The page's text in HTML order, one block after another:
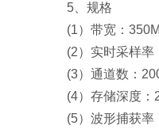
5、规格
(1）带宽：
(2）实时采样率
(3）通道数：
(4）存储深度：
(5）波形捕获率